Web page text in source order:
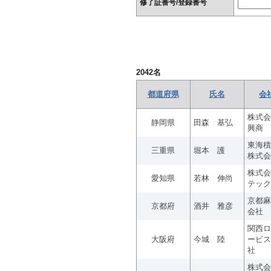
修了証番号/登録番号
2042名
都道府県 氏名 会
静岡県 田森 基弘
株式
興商
三重県 堀本 護
東海
株式
愛知県 若林 伸尚
株式
テック
京都府 酒井 雅彦
京都
会社
大阪府 今城 陸
関西
ービ
社
株式